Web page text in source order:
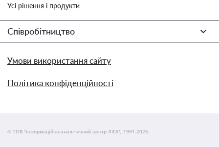
Усі рішення і продукти
Співробітництво
Умови використання сайту
Політика конфіденційності
© ТОВ "інформаційно-аналітичний центр ЛІГА", 1991-2026.